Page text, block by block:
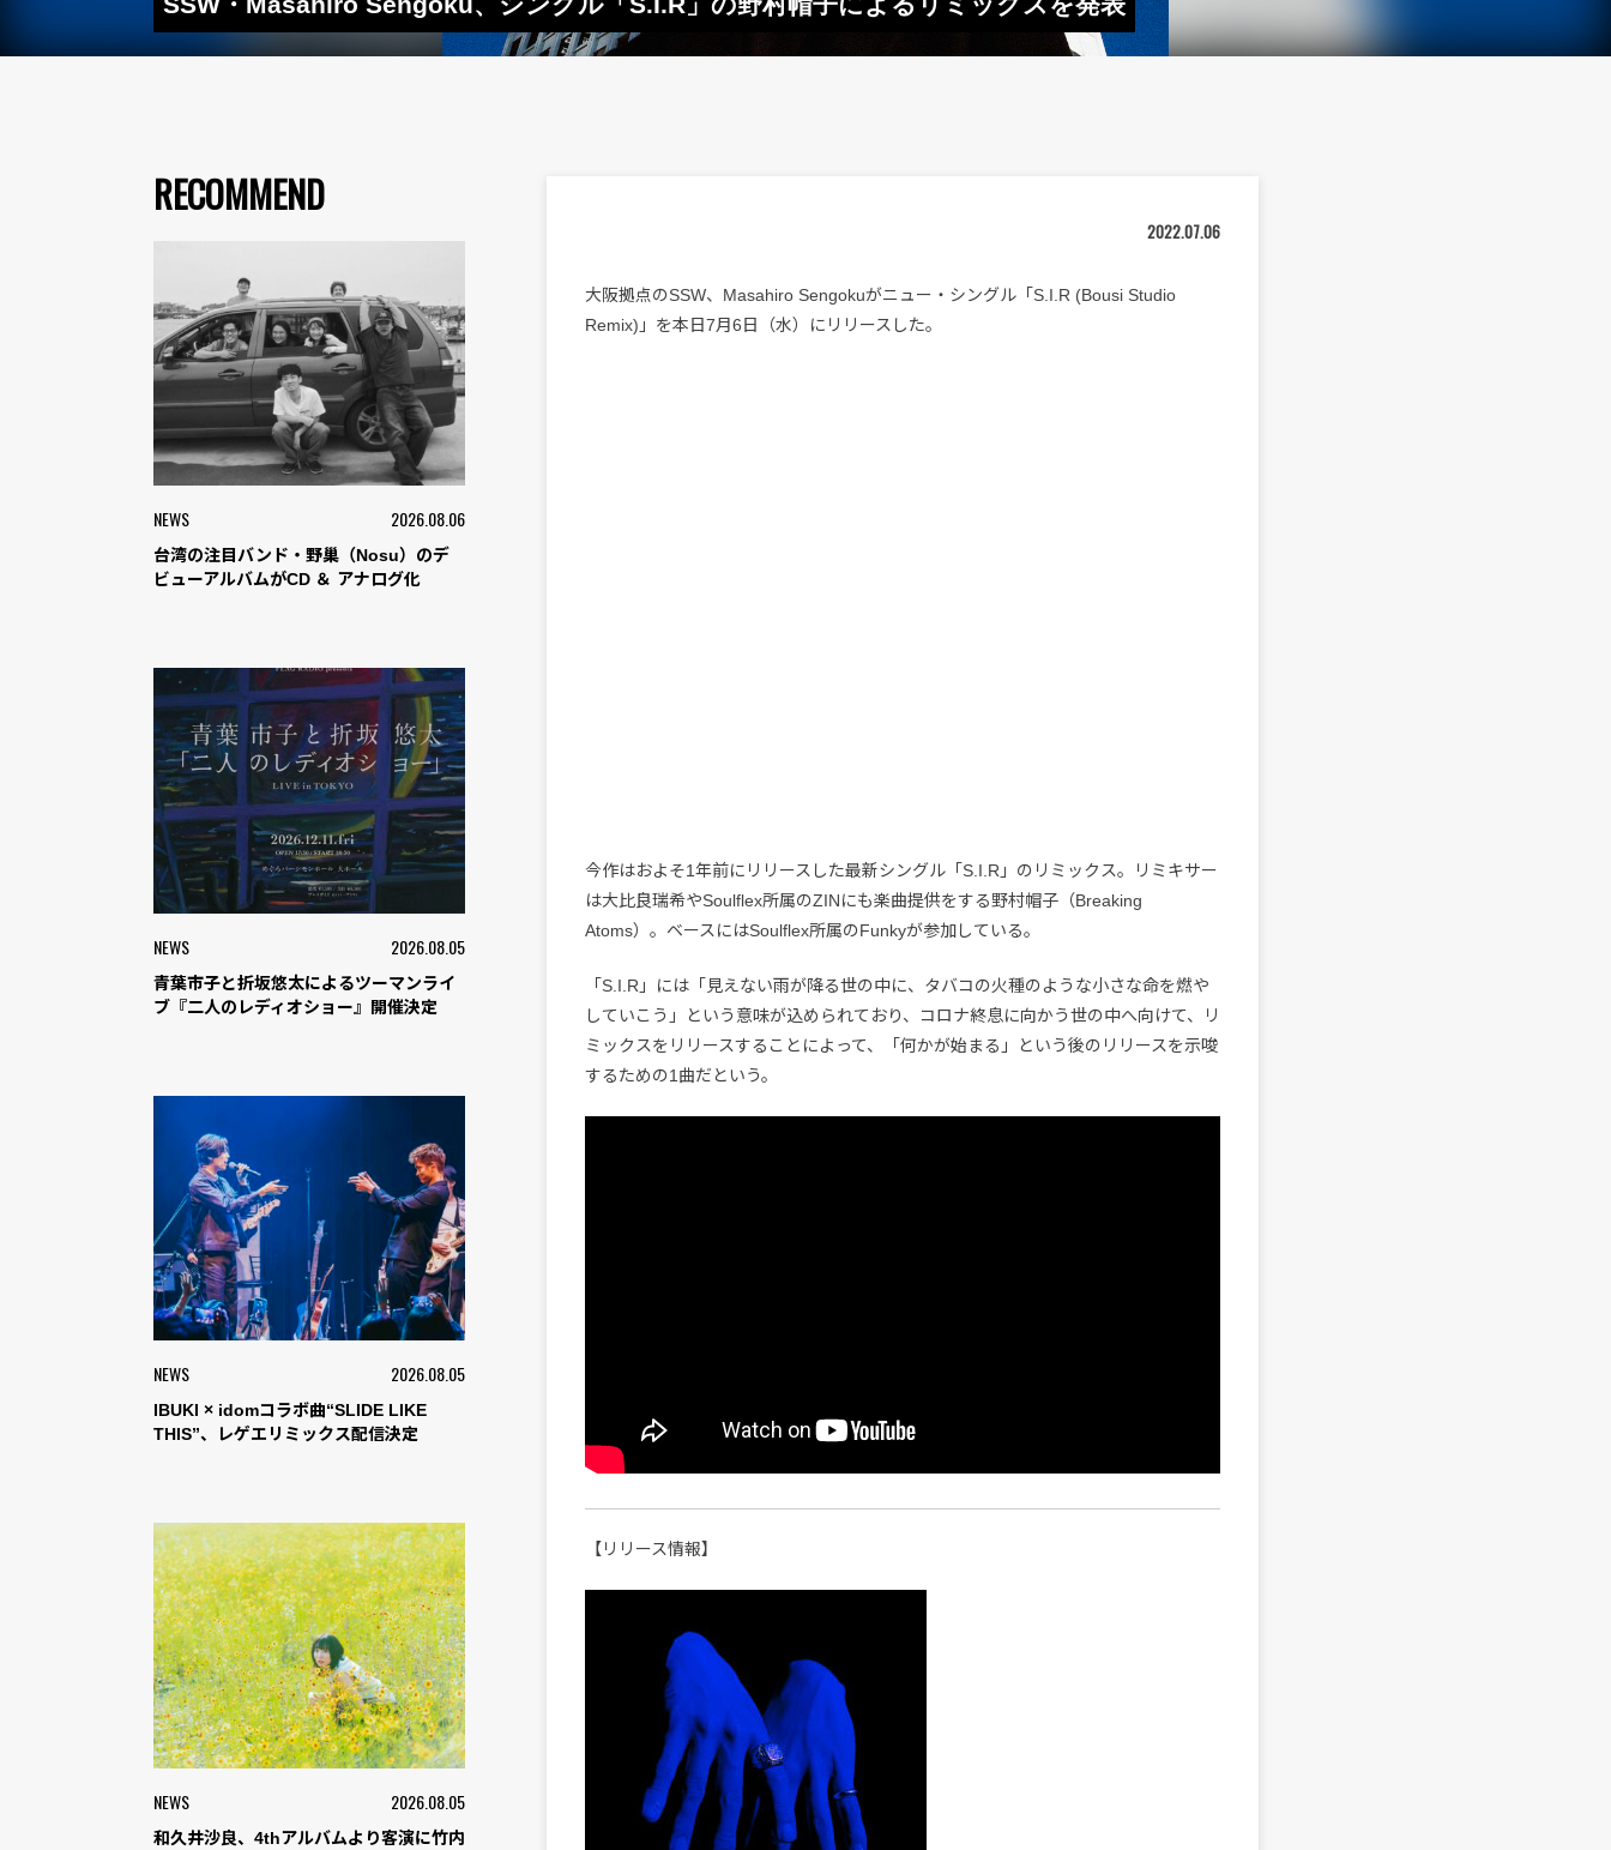
RECOMMEND
NEWS 2026.08.06
台湾の注目バンド・野巢（Nosu）のデ
ビューアルバムがCD ＆ アナログ化
NEWS 2026.08.05
青葉市子と折坂悠太によるツーマンライ
ブ『二人のレディオショー』開催決定
NEWS 2026.08.05
IBUKI × idomコラボ曲“SLIDE LIKE
THIS”、レゲエリミックス配信決定
NEWS 2026.08.05
和久井沙良、4thアルバムより客演に竹内
2022.07.06
大阪拠点のSSW、Masahiro Sengokuがニュー・シングル「S.I.R (Bousi Studio
Remix)」を本日7月6日（水）にリリースした。
今作はおよそ1年前にリリースした最新シングル「S.I.R」のリミックス。リミキサー
は大比良瑞希やSoulflex所属のZINにも楽曲提供をする野村帽子（Breaking
Atoms）。ベースにはSoulflex所属のFunkyが参加している。
「S.I.R」には「見えない雨が降る世の中に、タバコの火種のような小さな命を燃や
していこう」という意味が込められており、コロナ終息に向かう世の中へ向けて、リ
ミックスをリリースすることによって、「何かが始まる」という後のリリースを示唆
するための1曲だという。
【リリース情報】